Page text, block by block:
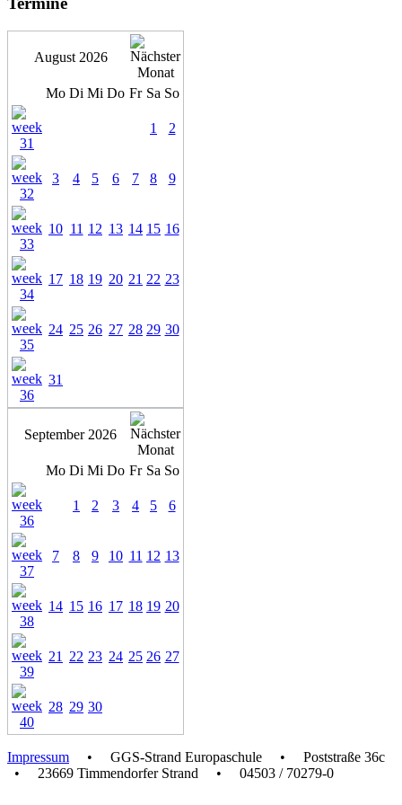
August 2026
Mo Di Mi Do Fr Sa So
1 2
3 4 5 6 7 8 9
10 11 12 13 14 15 16
17 18 19 20 21 22 23
24 25 26 27 28 29 30
31
September 2026
Mo Di Mi Do Fr Sa So
1 2 3 4 5 6
7 8 9 10 11 12 13
14 15 16 17 18 19 20
21 22 23 24 25 26 27
28 29 30
Impressum • GGS-Strand Europaschule • Poststraße 36c
• 23669 Timmendorfer Strand • 04503 / 70279-0